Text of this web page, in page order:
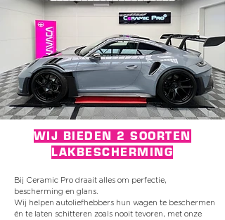
WIJ BIEDEN 2 SOORTEN
LAKBESCHERMING
Bij Ceramic Pro draait alles om perfectie,
bescherming en glans.
Wij helpen autoliefhebbers hun wagen te beschermen
én te laten schitteren zoals nooit tevoren, met onze